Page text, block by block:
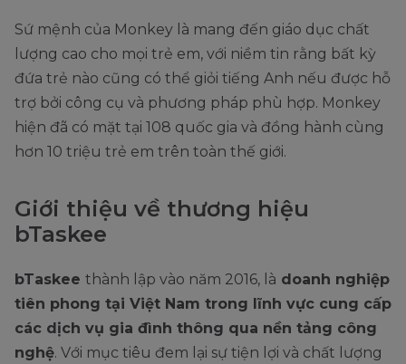
Sứ mệnh của Monkey là mang đến giáo dục chất
lượng cao cho mọi trẻ em, với niềm tin rằng bất kỳ
đứa trẻ nào cũng có thể giỏi tiếng Anh nếu được hỗ
trợ bởi công cụ và phương pháp phù hợp. Monkey
hiện đã có mặt tại 108 quốc gia và đồng hành cùng
hơn 10 triệu trẻ em trên toàn thế giới.
Giới thiệu về thương hiệu
bTaskee
bTaskee thành lập vào năm 2016, là doanh nghiệp
tiên phong tại Việt Nam trong lĩnh vực cung cấp
các dịch vụ gia đình thông qua nền tảng công
nghệ. Với mục tiêu đem lại sự tiện lợi và chất lượng